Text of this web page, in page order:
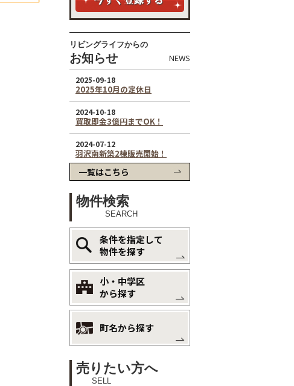
リビングライフからの
お知らせ NEWS
一覧はこちら
物件検索
SEARCH
条件を指定して
物件を探す
小・中学区
から探す
町名から探す
売りたい方へ
SELL